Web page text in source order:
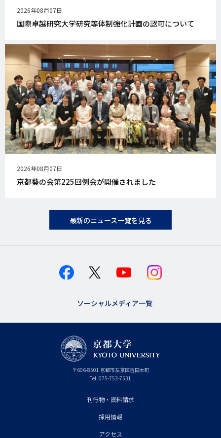
公
開
日
2026年08月07日
国際卓越研究大学研究等体制強化計画の認可について
公
開
日
2026年08月07日
京都葵の会第225回例会が開催されました
最新のニュース一覧を見る
ソーシャルメディア一覧
〒606-8501 京
都
府
京都市左京区吉田本町
Tel: 075-753-7531
刊行物・資料請求
採用情報
アクセス